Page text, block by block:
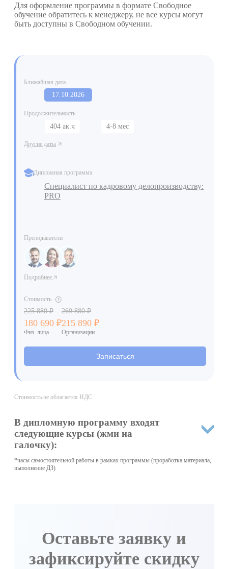
Для оформление программы в формате Свободное
обучение обратитесь к менеджеру, не все курсы могут
быть доступны в Свободном обучении.
Ближайшая дата
17.10.2026
Продолжительность
404 ак.ч 4-8 мес
Другие даты
Дипломная программа
Специалист по кадровому делопроизводству:
PRO
Преподаватели
Подробнее
Стоимость
225 880 ₽
180 690 ₽
Физ. лица
269 880 ₽
215 890 ₽
Организации
Записаться
Стоимость не облагается НДС
В дипломную программу входят
следующие курсы (жми на
галочку):
*часы самостоятельной работы в рамках программы (проработка материала,
выполнение ДЗ)
Оставьте заявку и
зафиксируйте скидку